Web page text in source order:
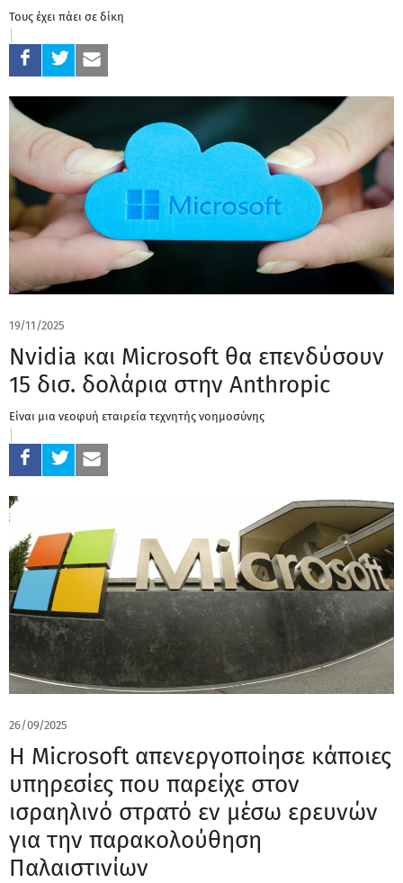
Τους έχει πάει σε δίκη
19/11/2025
Nvidia και Microsoft θα επενδύσουν
15 δισ. δολάρια στην Anthropic
Είναι μια νεοφυή εταιρεία τεχνητής νοημοσύνης
26/09/2025
Η Microsoft απενεργοποίησε κάποιες
υπηρεσίες που παρείχε στον
ισραηλινό στρατό εν μέσω ερευνών
για την παρακολούθηση
Παλαιστινίων